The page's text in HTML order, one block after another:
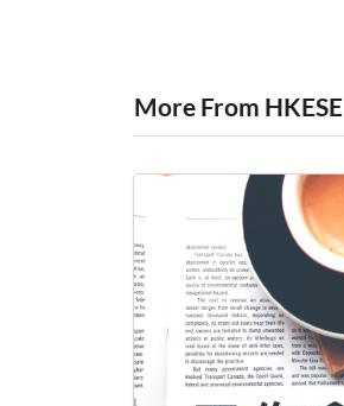
More From HKESE